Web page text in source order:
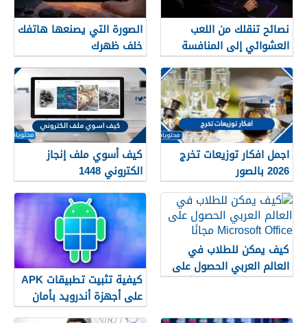
نصائح تنقلك من اللعب
العشوائي إلى المنافسة
الصورة التي يصنعها هاتفك
خلف ظهرك
اجمل افكار توزيعات تخرج
2026 بالصور
كيف أسوي ملف إنجاز
الكتروني 1448
كيف يمكن للطلاب في
العالم العربي الحصول على
Microsoft Office مجانًا
كيفية تثبيت تطبيقات APK
على أجهزة أندرويد بأمان
(دليل 2026)